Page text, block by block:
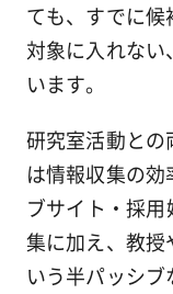
ても、すでに
対象に入れな
います。
研究室活動と
は情報収集の
ブサイト・採
集に加え、教授
いう半パッシ